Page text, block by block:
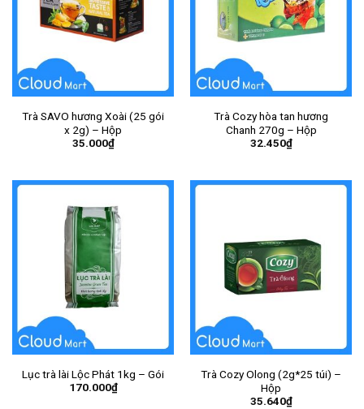
Trà SAVO hương Xoài (25 gói
x 2g) – Hộp
35.000₫
Trà Cozy hòa tan hương
Chanh 270g – Hộp
32.450₫
Lục trà lài Lộc Phát 1kg – Gói
170.000₫
Trà Cozy Olong (2g*25 túi) –
Hộp
35.640₫